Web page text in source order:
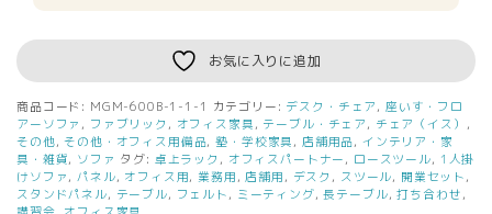
品
MGM
ー
ス
ツ
ー
ル
お気に入りに追加
商品コード: MGM-600B-1-1-1 カテゴリー: デスク・チェア , 座いす・フロ
アーソファ , ファブリック , オフィス家具 , テーブル・チェア , チェア（イス） ,
その他,その他・オフィス用備品,塾・学校家具 , 店舗用品, インテリア・家
具・雑貨, ソファ タグ: 卓上ラック , オフィスパートナー , ロースツール, 1人掛
けソファ , パネル, オフィス用, 業務用 , 店舗用 , デスク , スツール, 開業セット ,
スタンドパネル, テーブル, フェルト , ミーティング,長テーブル,打ち合わせ ,
講習会, オフィス家具